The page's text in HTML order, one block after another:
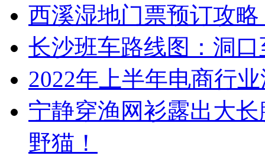
西溪湿地门票预订攻
长沙班车路线图：洞
2022年上半年电商行
宁静穿渔网衫露出大
野猫！